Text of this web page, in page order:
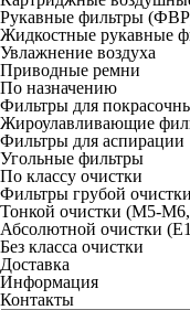
Рукавные фильтры
Жидкостные рукавные
Увлажнение воздуха
Приводные ремни
По назначению
Фильтры для
Жироулавливающие
Фильтры для аспирации
Угольные фильтры
По классу очистки
Фильтры грубой
Тонкой очистки (М5-
Абсолютной очистки
Без класса очистки
Доставка
Информация
Контакты